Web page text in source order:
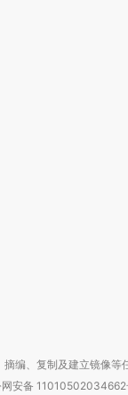
飞行员跨国走私7万
广】走进第四届链博
编、复制及建立镜像等
网安备 11010502034662